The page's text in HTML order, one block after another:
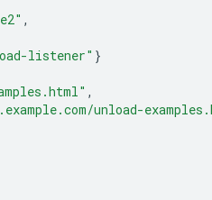
,
listener" }
,
unload-